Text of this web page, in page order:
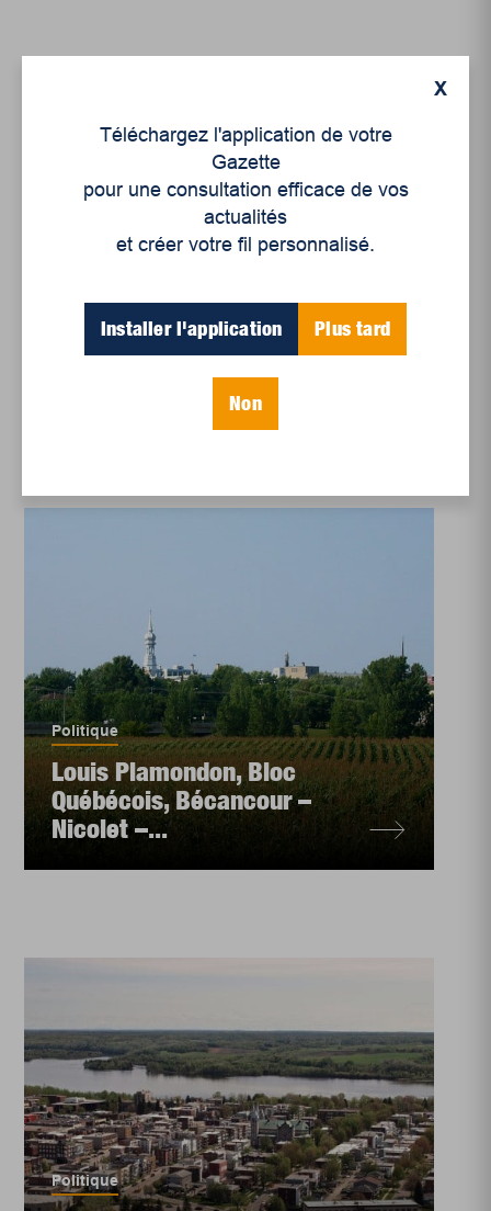
Yves Perron, Bloc
Québécois, Berthier –
Politique
Louis Plamondon, Bloc
Québécois, Bécancour –
Nicolet –...
Politique
X
Téléchargez l'application de votre
Gazette
pour une consultation efficace de vos
actualités
et créer votre fil personnalisé.
Installer l'application Plus tard
Non